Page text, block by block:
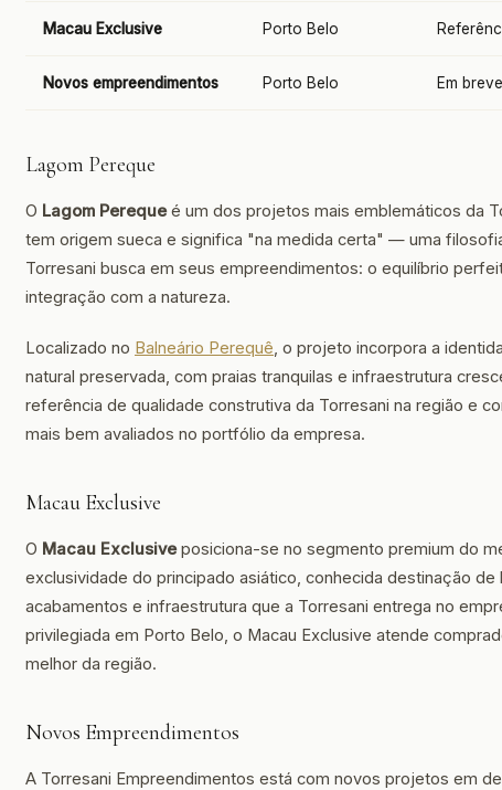
Macau Exclusive Porto Belo
Novos empreendimentos Porto Belo Em breve
Lagom Pereque
O Lagom Perequeé um dos projetos mais emblemáticos da
tem origem sueca e significa "na medida certa" — uma
Torresani busca em seus empreendimentos: o equilíbrio
integração com a natureza.
Localizado no Balneário Perequê, o projeto incorpora a
natural preservada, com praias tranquilas e infraestrutura
referência de qualidade construtiva da Torresani na região e
mais bem avaliados no portfólio da empresa.
Macau Exclusive
O Macau Exclusiveposiciona-se no segmento premium do
exclusividade do principado asiático, conhecida destinação
acabamentos e infraestrutura que a Torresani entrega no
privilegiada em Porto Belo, o Macau Exclusive atende
melhor da região.
Novos Empreendimentos
A Torresani Empreendimentos está com novos projetos em